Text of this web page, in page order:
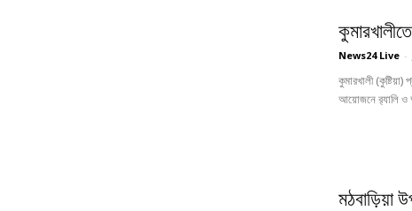
News24 Live -
কুমারখালী (কুষ্টিয়া)
আয়োজনে র‍্যালি ও
মঠবাড়িয়া